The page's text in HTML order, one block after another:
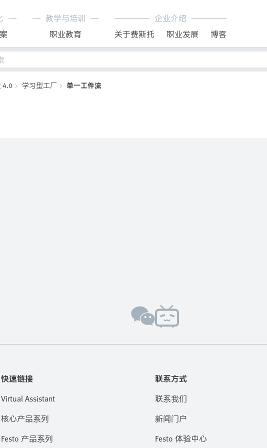
教学与培训
职业教育
企业介绍
关于费斯托
职业发展 博客
4.0 学习型工厂 单一工件流
快速链接
Virtual Assistant
核心产品系列
Festo 产品系列
联系方式
联系我们
新闻门户
Festo 体验中心